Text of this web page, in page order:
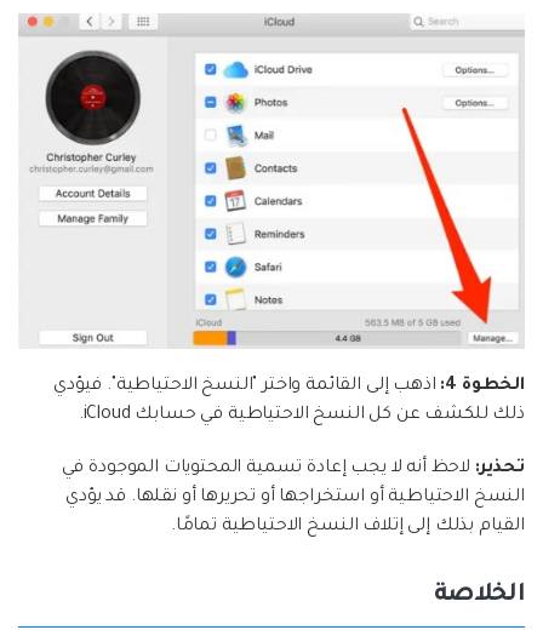
الخطوة 4:
اذهب إلى القائمة واختر "النسخ الاحتياطية". فيؤدي
ذلك للكشف عن كل النسخ الاحتياطية في حسابك iCloud.
تحذير: لاحظ أنه لا يجب إعادة تسمية المحتويات الموجودة في
النسخ الاحتياطية أو استخراجها أو تحريرها أو نقلها. قد يؤدي
القيام بذلك إلى إتلاف النسخ الاحتياطية تمامًا.
الخلاصة